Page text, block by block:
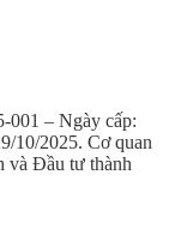
001 – Ngày cấp:
10/2025. Cơ quan
và Đầu tư thành